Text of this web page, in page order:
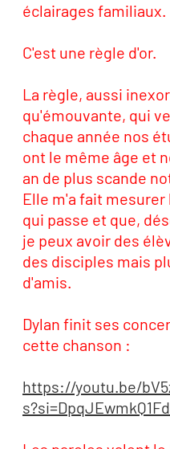
éclairages familiaux.
C'est une règle d'or.
La règle, aussi
qu'émouvante, qui
chaque année nos
ont le même âge et
an de plus scande
Elle m'a fait mesurer
qui passe et que,
je peux avoir des
des disciples mais
d'amis.
Dylan finit ses
cette chanson :
https://youtu.be/